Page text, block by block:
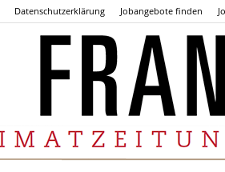
Datenschutzerklärung Jobangebote finden